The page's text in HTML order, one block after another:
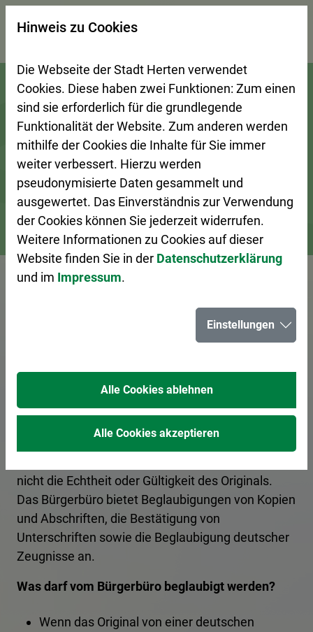
Zur Startseite (Schnelltaste 0)
Zum Seitenanfang springen (Schnelltaste A)
Zur Navigation/Menü springen (Schnelltaste M)
Zur Suche springen (Schnelltaste 8)
Zum Inhalt springen (Schnelltaste I)
Zum Fußbereich springen (Schnelltaste Z)
Bürgerservice Dienstleistungen A–Z
Vorlesen
Beglaubigung von
Abschrift
Kopie inhaltlich mit dem Originaldokument
nicht die Echtheit oder Gültigkeit des Originals.
Das Bürgerbüro bietet Beglaubigungen von Kopien
und Abschriften, die Bestätigung von
Unterschriften sowie die Beglaubigung deutscher
Zeugnisse an.
Was darf vom Bürgerbüro beglaubigt werden?
Wenn das Original von einer deutschen
Suchseite mit Schnellsuche
Hinweis zu Cookies
Die Webseite der Stadt Herten verwendet
Cookies. Diese haben zwei Funktionen: Zum einen
sind sie erforderlich für die grundlegende
Funktionalität der Website. Zum anderen werden
mithilfe der Cookies die Inhalte für Sie immer
weiter verbessert. Hierzu werden
pseudonymisierte Daten gesammelt und
ausgewertet. Das Einverständnis zur Verwendung
der Cookies können Sie jederzeit widerrufen.
Weitere Informationen zu Cookies auf dieser
Website finden Sie in der Datenschutzerklärung
und im Impressum.
Einstellungen
Alle Cookies ablehnen
Alle Cookies akzeptieren